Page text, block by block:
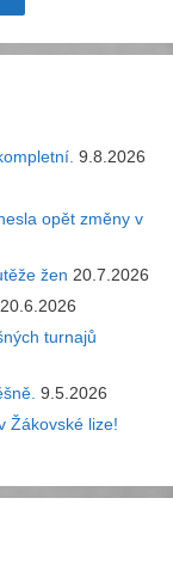
9.8.2026
opět změny v
žen 20.7.2026
20.6.2026
turnajů
9.5.2026
Žákovské lize!